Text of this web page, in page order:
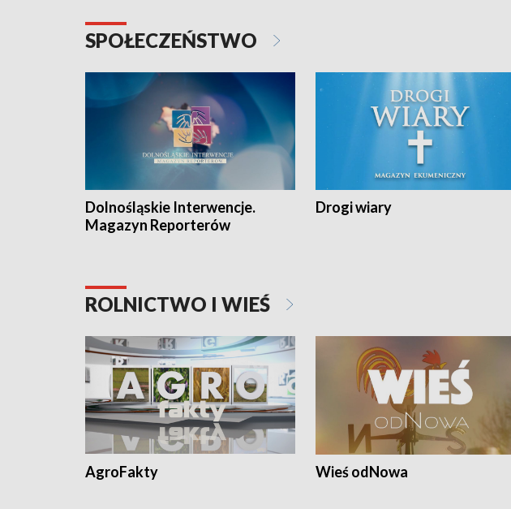
SPOŁECZEŃSTWO
Dolnośląskie Interwencje.
Magazyn Reporterów
Drogi wiary
ROLNICTWO I WIEŚ
AgroFakty Wieś odNowa